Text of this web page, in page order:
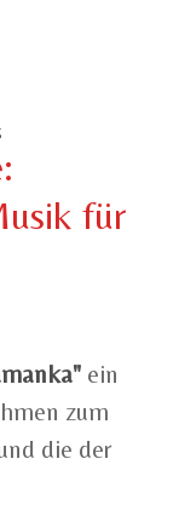
für
ein
zum
die der